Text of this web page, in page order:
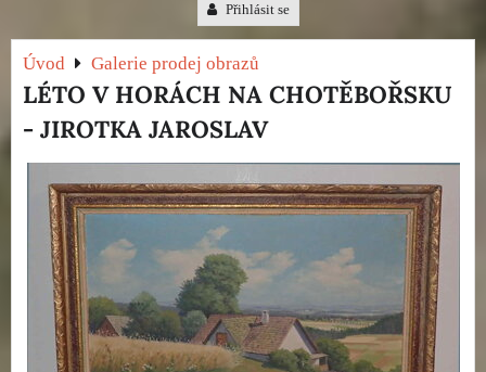
Přihlásit se
Úvod Galerie prodej obrazů
LÉTO V HORÁCH NA CHOTĚBOŘSKU
- JIROTKA JAROSLAV